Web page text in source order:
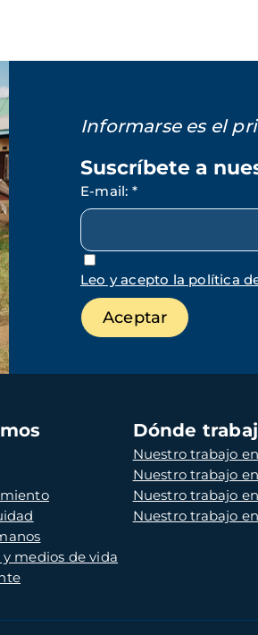
Informarse es el
Suscríbete a
E-mail: *
Leo y acepto la política
medios de vida
Dónde
Nuestro trabajo
Nuestro trabajo
Nuestro trabajo
Nuestro trabajo